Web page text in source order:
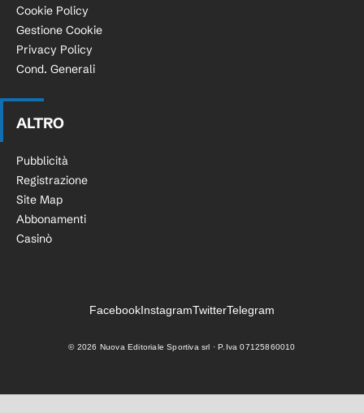
Cookie Policy
Gestione Cookie
Privacy Policy
Cond. Generali
ALTRO
Pubblicità
Registrazione
Site Map
Abbonamenti
Casinò
FacebookInstagramTwitterTelegram
© 2026 Nuova Editoriale Sportiva srl · P.Iva 07125860010